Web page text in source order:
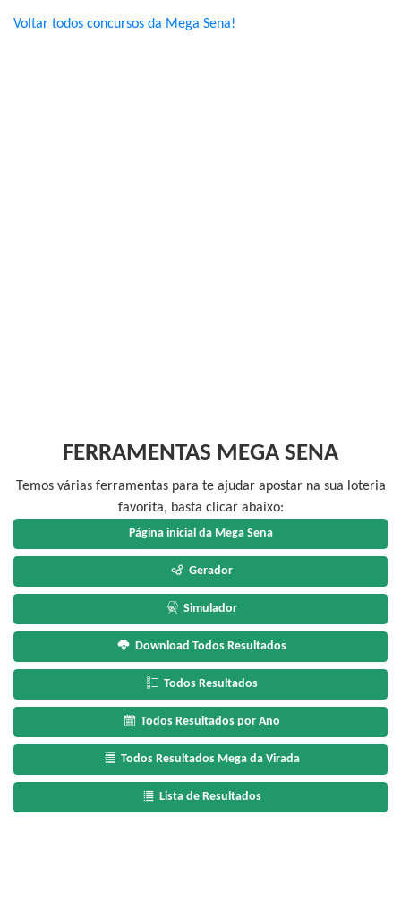
Voltar todos concursos da Mega Sena!
FERRAMENTAS MEGA SENA
Temos várias ferramentas para te ajudar apostar na sua loteria
favorita, basta clicar abaixo:
Página inicial da Mega Sena
Gerador
Simulador
Download Todos Resultados
Todos Resultados
Todos Resultados por Ano
Todos Resultados Mega da Virada
Lista de Resultados